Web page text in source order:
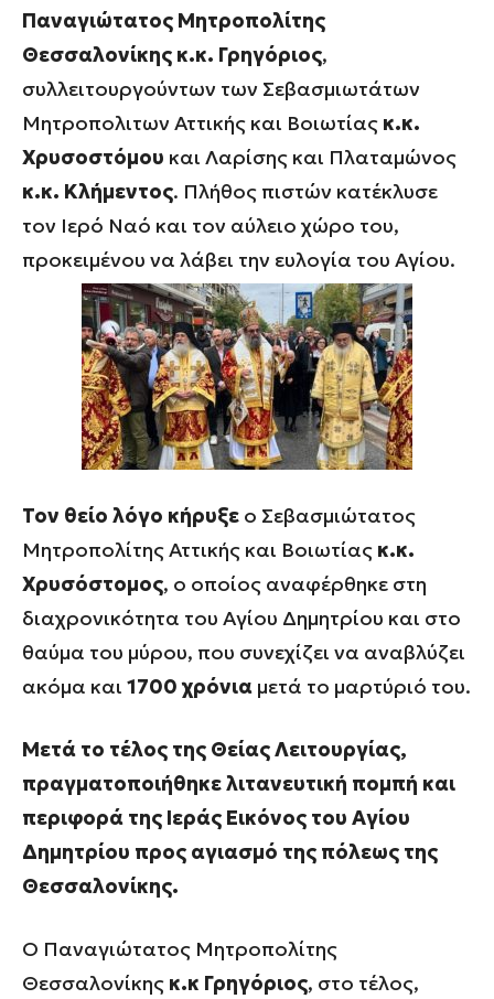
Παναγιώτατος Μητροπολίτης
Θεσσαλονίκης κ.κ. Γρηγόριος,
συλλειτουργούντων των Σεβασμιωτάτων
Μητροπολιτων Αττικής και Βοιωτίας κ.κ.
Χρυσοστόμου και Λαρίσης και Πλαταμώνος
κ.κ. Κλήμεντος. Πλήθος πιστών κατέκλυσε
τον Ιερό Ναό και τον αύλειο χώρο του,
προκειμένου να λάβει την ευλογία του Αγίου.
Τον θείο λόγο κήρυξε ο Σεβασμιώτατος
Μητροπολίτης Αττικής και Βοιωτίας κ.κ.
Χρυσόστομος, ο οποίος αναφέρθηκε στη
διαχρονικότητα του Αγίου Δημητρίου και στο
θαύμα του μύρου, που συνεχίζει να αναβλύζει
ακόμα και 1700 χρόνια μετά το μαρτύριό του.
Μετά το τέλος της Θείας Λειτουργίας,
πραγματοποιήθηκε λιτανευτική πομπή και
περιφορά της Ιεράς Εικόνος του Αγίου
Δημητρίου προς αγιασμό της πόλεως της
Θεσσαλονίκης.
Ο Παναγιώτατος Μητροπολίτης
Θεσσαλονίκης κ.κ Γρηγόριος, στο τέλος,